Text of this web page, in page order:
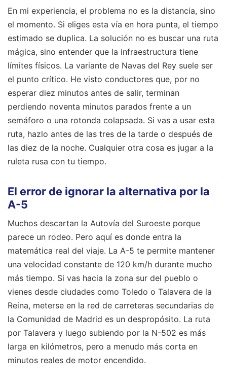
En mi experiencia, el problema no es la distancia, sino
el momento. Si eliges esta vía en hora punta, el tiempo
estimado se duplica. La solución no es buscar una ruta
mágica, sino entender que la infraestructura tiene
límites físicos. La variante de Navas del Rey suele ser
el punto crítico. He visto conductores que, por no
esperar diez minutos antes de salir, terminan
perdiendo noventa minutos parados frente a un
semáforo o una rotonda colapsada. Si vas a usar esta
ruta, hazlo antes de las tres de la tarde o después de
las diez de la noche. Cualquier otra cosa es jugar a la
ruleta rusa con tu tiempo.
El error de ignorar la alternativa por la
A-5
Muchos descartan la Autovía del Suroeste porque
parece un rodeo. Pero aquí es donde entra la
matemática real del viaje. La A-5 te permite mantener
una velocidad constante de 120 km/h durante mucho
más tiempo. Si vas hacia la zona sur del pueblo o
vienes desde ciudades como Toledo o Talavera de la
Reina, meterse en la red de carreteras secundarias de
la Comunidad de Madrid es un despropósito. La ruta
por Talavera y luego subiendo por la N-502 es más
larga en kilómetros, pero a menudo más corta en
minutos reales de motor encendido.